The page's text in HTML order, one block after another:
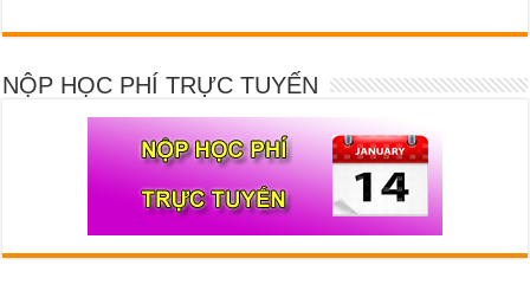
NỘP HỌC PHÍ TRỰC TUYẾN